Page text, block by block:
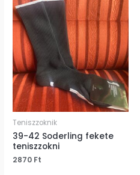
Teniszzoknik
39-42 Soderling fekete
teniszzokni
2870 Ft